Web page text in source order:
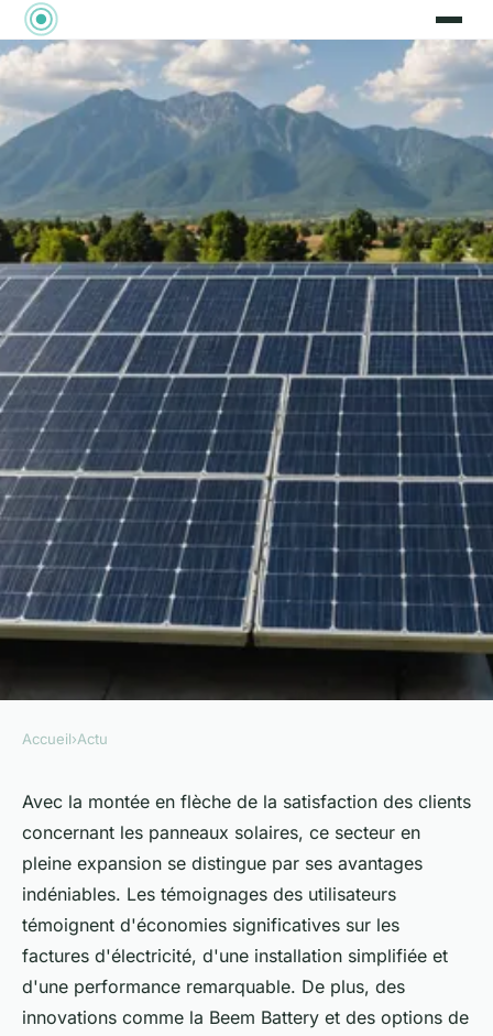
Panneaux solaire : une
satisfaction client à son
apogée
Mélina•17 janvier 2025•6 min de lecture
Accueil›Actu
Avec la montée en flèche de la satisfaction des clients
concernant les panneaux solaires, ce secteur en
pleine expansion se distingue par ses avantages
indéniables. Les témoignages des utilisateurs
témoignent d'économies significatives sur les
factures d'électricité, d'une installation simplifiée et
d'une performance remarquable. De plus, des
innovations comme la Beem Battery et des options de